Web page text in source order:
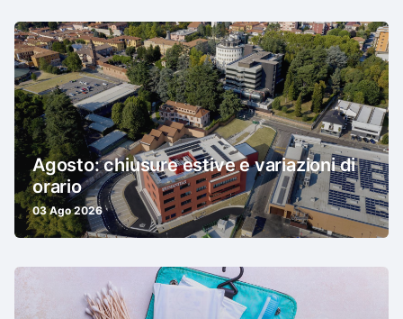
Agosto: chiusure estive e variazioni di
orario
03 Ago 2026